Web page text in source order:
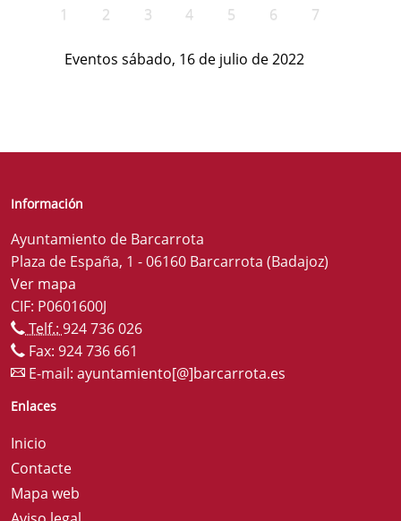
1
2 3 4 5 6 7
Eventos sábado, 16 de julio de 2022
Información
Ayuntamiento de Barcarrota
Plaza de España, 1 - 06160 Barcarrota (Badajoz)
Ver mapa
CIF: P0601600J
Telf.: 924 736 026
Fax: 924 736 661
E-mail: ayuntamiento[@]barcarrota.es
Enlaces
Inicio
Contacte
Mapa web